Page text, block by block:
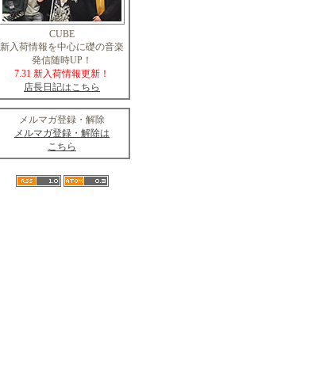
CUBE
新入荷情報を中心に礎の音楽
発信随時UP！
7.31 新入荷情報更新！
店長日記はこちら
メルマガ登録・解除
メルマガ登録・解除は
こちら